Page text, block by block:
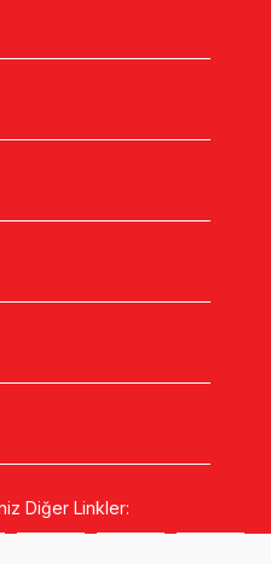
Diğer Linkler: